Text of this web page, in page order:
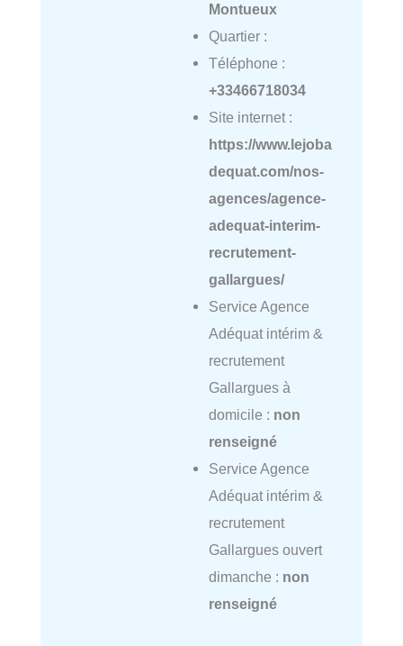
Montueux
Quartier :
Téléphone :
+33466718034
Site internet :
https://www.lejoba
dequat.com/nos-
agences/agence-
adequat-interim-
recrutement-
gallargues/
Service Agence
Adéquat intérim &
recrutement
Gallargues à
domicile : non
renseigné
Service Agence
Adéquat intérim &
recrutement
Gallargues ouvert
dimanche : non
renseigné